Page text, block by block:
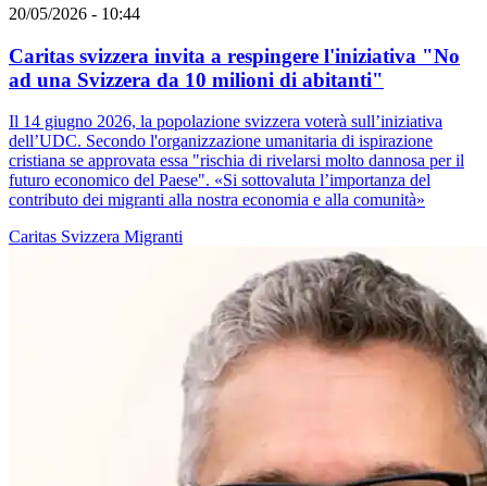
20/05/2026 - 10:44
Caritas svizzera invita a respingere l'iniziativa "No
ad una Svizzera da 10 milioni di abitanti"
Il 14 giugno 2026, la popolazione svizzera voterà sull’iniziativa
dell’UDC. Secondo l'organizzazione umanitaria di ispirazione
cristiana se approvata essa "rischia di rivelarsi molto dannosa per il
futuro economico del Paese". «Si sottovaluta l’importanza del
contributo dei migranti alla nostra economia e alla comunità»
Caritas Svizzera Migranti